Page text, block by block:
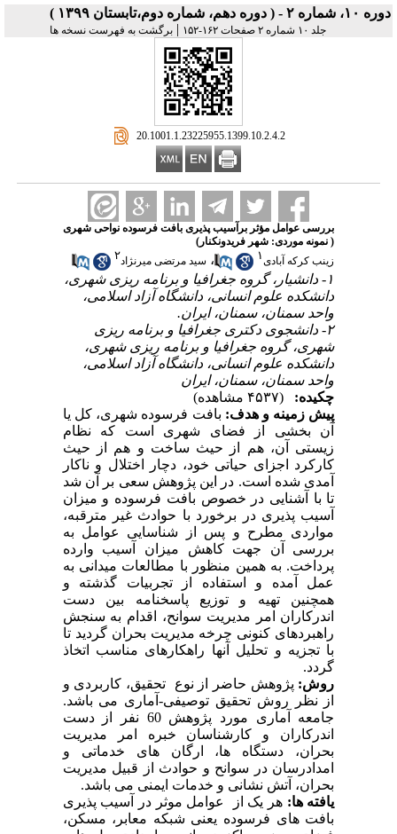
دوره ۱۰، شماره ۲ - ( دوره دهم، شماره دوم،تابستان ۱۳۹۹ )
جلد ۱۰ شماره ۲ صفحات ۱۶۲-۱۵۲ | برگشت به فهرست نسخه ها
‎ 20.1001.1.23225955.1399.10.2.4.2
بررسی عوامل مؤثر برآسیب پذیری بافت فرسوده نواحی شهری
( نمونه موردی: شهر فریدونکنار)
زینب کرکه آبادی۱ ، سید مرتضی میرنژاد۲
۱- دانشیار، گروه جغرافیا و برنامه ریزی شهری،
دانشکده علوم انسانی، دانشگاه آزاد اسلامی،
واحد سمنان، سمنان، ایران.
۲- دانشجوی دکتری جغرافیا و برنامه ریزی
شهری، گروه جغرافیا و برنامه ریزی شهری،
دانشکده علوم انسانی، دانشگاه آزاد اسلامی،
واحد سمنان، سمنان، ایران
چکیده:
(۴۵۳۷ مشاهده)
پیش زمینه و هدف: بافت فرسوده شهری، کل یا
آن بخشی از فضای شهری است که نظام
زیستی آن، هم از حیث ساخت و هم از حیث
کارکرد اجزای حیاتی خود، دچار اختلال و ناکار
آمدی شده است. در این پژوهش سعی بر آن شد
تا با آشنایی در خصوص بافت فرسوده و میزان
آسیب پذیری در برخورد با حوادث غیر مترقبه،
مواردی مطرح و پس از شناسایی عوامل به
بررسی آن جهت کاهش میزان آسیب وارده
پرداخت. به همین منظور با مطالعات میدانی به
عمل آمده و استفاده از تجربیات گذشته و
همچنین تهیه و توزیع پاسخنامه بین دست
اندرکاران امر مدیریت سوانح، اقدام به سنجش
راهبردهای کنونی چرخه مدیریت بحران گردید تا
با تجزیه و تحلیل آنها راهکارهای مناسب اتخاذ
گردد.
روش: پژوهش حاضر از نوع تحقیق، کاربردی و
از نظر روش تحقیق توصیفی-آماری می باشد.
جامعه آماری مورد پژوهش 60 نفر از دست
اندرکاران و کارشناسان خبره امر مدیریت
بحران، دستگاه ها، ارگان های خدماتی و
امدادرسان در سوانح و حوادث از قبیل مدیریت
بحران، آتش نشانی و خدمات ایمنی می باشد.
یافته ها:هر یک از عوامل موثر در آسیب پذیری
بافت های فرسوده یعنی شبکه معابر، مسکن،